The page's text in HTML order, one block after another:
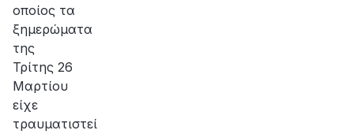
οποίος τα
ξημερώματα
της
Τρίτης 26
Μαρτίου
είχε
τραυματιστεί